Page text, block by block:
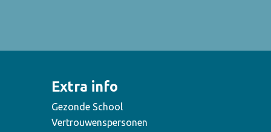
Extra info
Gezonde School
Vertrouwenspersonen